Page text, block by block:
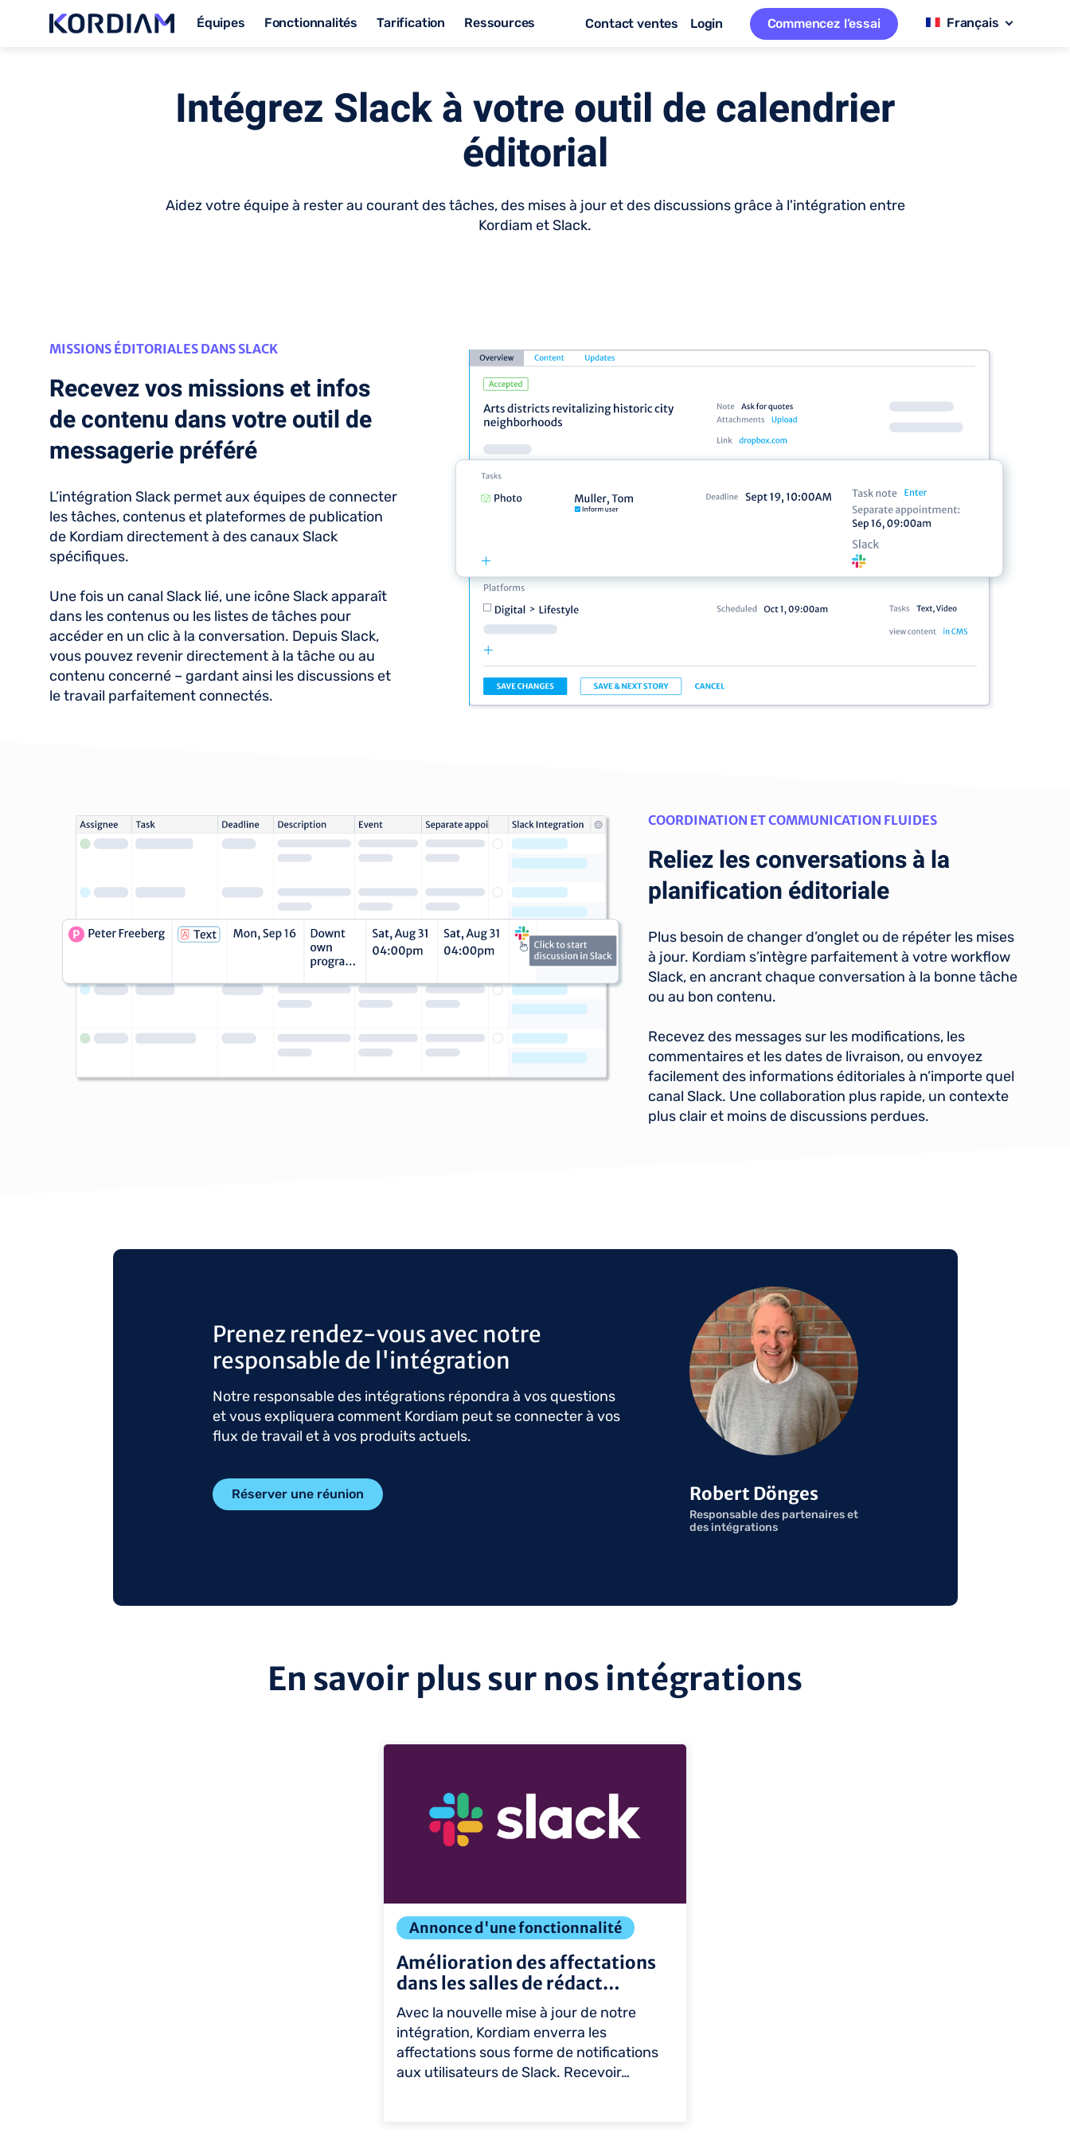
Équipes Fonctionnalités Tarification Ressources Contact ventes Login Commencez l’essai
Intégrez Slack à votre outil de calendrier
éditorial
Aidez votre équipe à rester au courant des tâches, des mises à jour et des discussions grâce à l'intégration entre
Kordiam et Slack.
MISSIONS ÉDITORIALES DANS SLACK
Recevez vos missions et infos
de contenu dans votre outil de
messagerie préféré
L’intégration Slack permet aux équipes de connecter
les tâches, contenus et plateformes de publication
de Kordiam directement à des canaux Slack
spécifiques.
Une fois un canal Slack lié, une icône Slack apparaît
dans les contenus ou les listes de tâches pour
accéder en un clic à la conversation. Depuis Slack,
vous pouvez revenir directement à la tâche ou au
contenu concerné – gardant ainsi les discussions et
le travail parfaitement connectés.
COORDINATION ET COMMUNICATION FLUIDES
Reliez les conversations à la
planification éditoriale
Plus besoin de changer d’onglet ou de répéter les mises
à jour. Kordiam s’intègre parfaitement à votre workflow
Slack, en ancrant chaque conversation à la bonne tâche
ou au bon contenu.
Recevez des messages sur les modifications, les
commentaires et les dates de livraison, ou envoyez
facilement des informations éditoriales à n’importe quel
canal Slack. Une collaboration plus rapide, un contexte
plus clair et moins de discussions perdues.
Prenez rendez-vous avec notre
responsable de l'intégration
Notre responsable des intégrations répondra à vos questions
et vous expliquera comment Kordiam peut se connecter à vos
flux de travail et à vos produits actuels.
Réserver une réunion
Image
Robert Dönges
Responsable des partenaires et
des intégrations
En savoir plus sur nos intégrations
Annonce d'une fonctionnalité
Amélioration des affectations
dans les salles de rédact…
Avec la nouvelle mise à jour de notre
intégration, Kordiam enverra les
affectations sous forme de notifications
aux utilisateurs de Slack. Recevoir…
voir